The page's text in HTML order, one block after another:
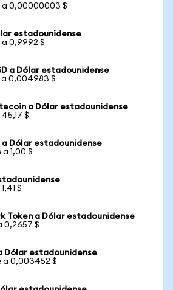
a 0,00000003 $
estadounidense
a 0,9992 $
a Dólar estadounidense
a 0,004983 $
a Dólar estadounidense
$
a Dólar estadounidense
a 1,00 $
$
Token a Dólar estadounidense
0,2657 $
Dólar estadounidense
a 0,003452 $